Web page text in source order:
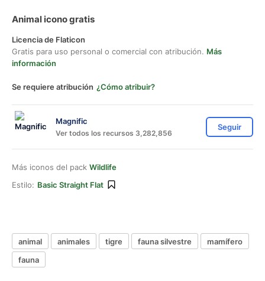
Animal icono gratis
Licencia de Flaticon
Gratis para uso personal o comercial con atribución. Más
información
Se requiere atribución ¿Cómo atribuir?
Magnific
Ver todos los recursos 3,282,856
Seguir
Más iconos del pack Wildlife
Estilo: Basic Straight Flat
animal animales tigre fauna silvestre
mamífero
fauna